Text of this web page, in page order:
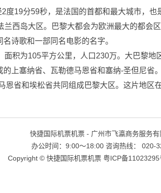
度19分59秒，是法国的首都和最大城市，也
西岛大区。巴黎大都会为欧洲最大的都会
诗歌和一部同名电影的名字。
积为105平方公里，人口230万。大巴黎地
上塞纳省、瓦勒德马恩省和塞纳-圣但尼省
恩省和埃松省共同组成巴黎大区。这片地区
快捷国际机票机票 - 广州市飞瀛商务服务
办公时间：9:00～18:00 咨询热线： 020-
Copyright © 快捷国际机票机票 粤ICP备11023295